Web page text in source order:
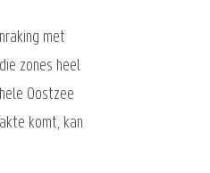
met
zones heel
Oostzee
komt, kan